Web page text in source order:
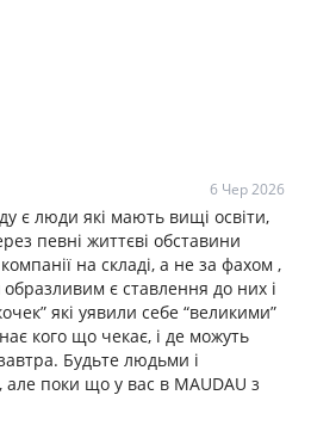
6 Чер 2026
є люди які мають вищі освіти,
певні життєві обставини
на складі, а не за фахом ,
є ставлення до них і
які уявили себе “великими”
кого що чекає, і де можуть
Будьте людьми і
поки що у вас в MAUDAU з